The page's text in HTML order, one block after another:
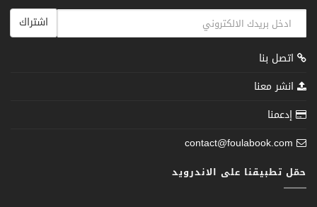
اشتراك
اتصل بنا
انشر معنا
إدعمنا
contact@foulabook.com
حمّل تطبيقنا على الاندرويد